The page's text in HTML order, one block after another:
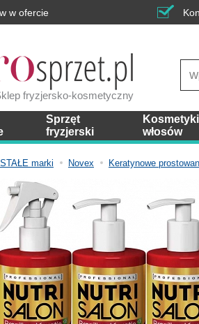
w ofercie
fryzjersko-kosmetyczny
Sprzęt
fryzjerski
włosów
marki Novex Keratynowe